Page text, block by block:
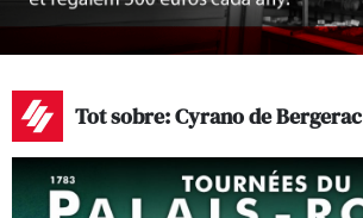
Tot sobre: Cyrano de Bergerac